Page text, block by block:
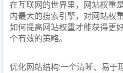
在互联网的世界里，网站权重
内最大的搜索引擎，对网站权
如何提高网站权重才能获得更
个有效的策略。
优化网站结构:一个清晰、易于